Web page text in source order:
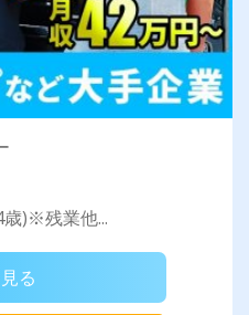
)※残業他...
る